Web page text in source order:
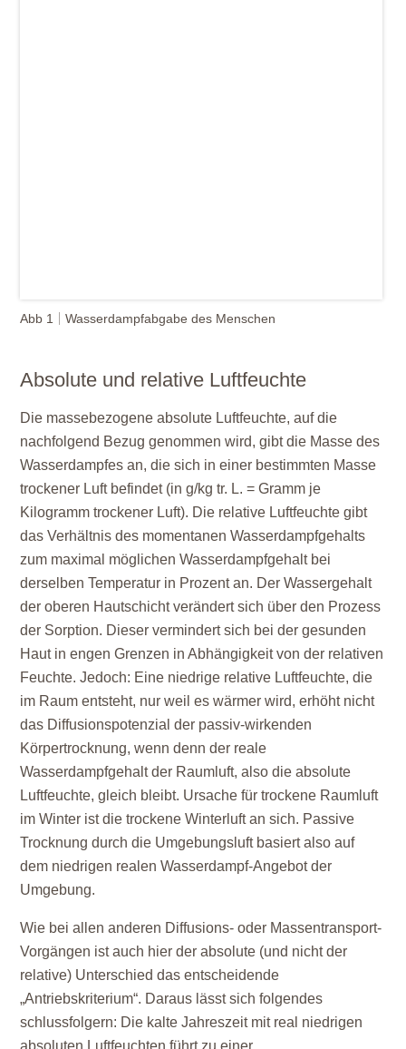
Abb 1 Wasserdampfabgabe des Menschen
Absolute und relative Luftfeuchte
Die massebezogene absolute Luftfeuchte, auf die
nachfolgend Bezug genommen wird, gibt die Masse des
Wasserdampfes an, die sich in einer bestimmten Masse
trockener Luft befindet (in g/kg tr. L. = Gramm je
Kilogramm trockener Luft). Die relative Luftfeuchte gibt
das Verhältnis des momentanen Wasserdampfgehalts
zum maximal möglichen Wasserdampfgehalt bei
derselben Temperatur in Prozent an. Der Wassergehalt
der oberen Hautschicht verändert sich über den Prozess
der Sorption. Dieser vermindert sich bei der gesunden
Haut in engen Grenzen in Abhängigkeit von der relativen
Feuchte. Jedoch: Eine niedrige relative Luftfeuchte, die
im Raum entsteht, nur weil es wärmer wird, erhöht nicht
das Diffusionspotenzial der passiv-wirkenden
Körpertrocknung, wenn denn der reale
Wasserdampfgehalt der Raumluft, also die absolute
Luftfeuchte, gleich bleibt. Ursache für trockene Raumluft
im Winter ist die trockene Winterluft an sich. Passive
Trocknung durch die Umgebungsluft basiert also auf
dem niedrigen realen Wasserdampf-Angebot der
Umgebung.
Wie bei allen anderen Diffusions- oder Massentransport-
Vorgängen ist auch hier der absolute (und nicht der
relative) Unterschied das entscheidende
„Antriebskriterium“. Daraus lässt sich folgendes
schlussfolgern: Die kalte Jahreszeit mit real niedrigen
absoluten Luftfeuchten führt zu einer